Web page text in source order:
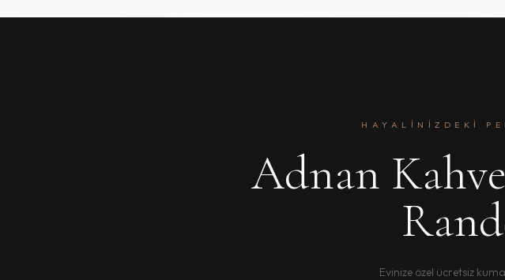
HAYALINIZDEKI
Adnan
Evinize özel ücretsiz